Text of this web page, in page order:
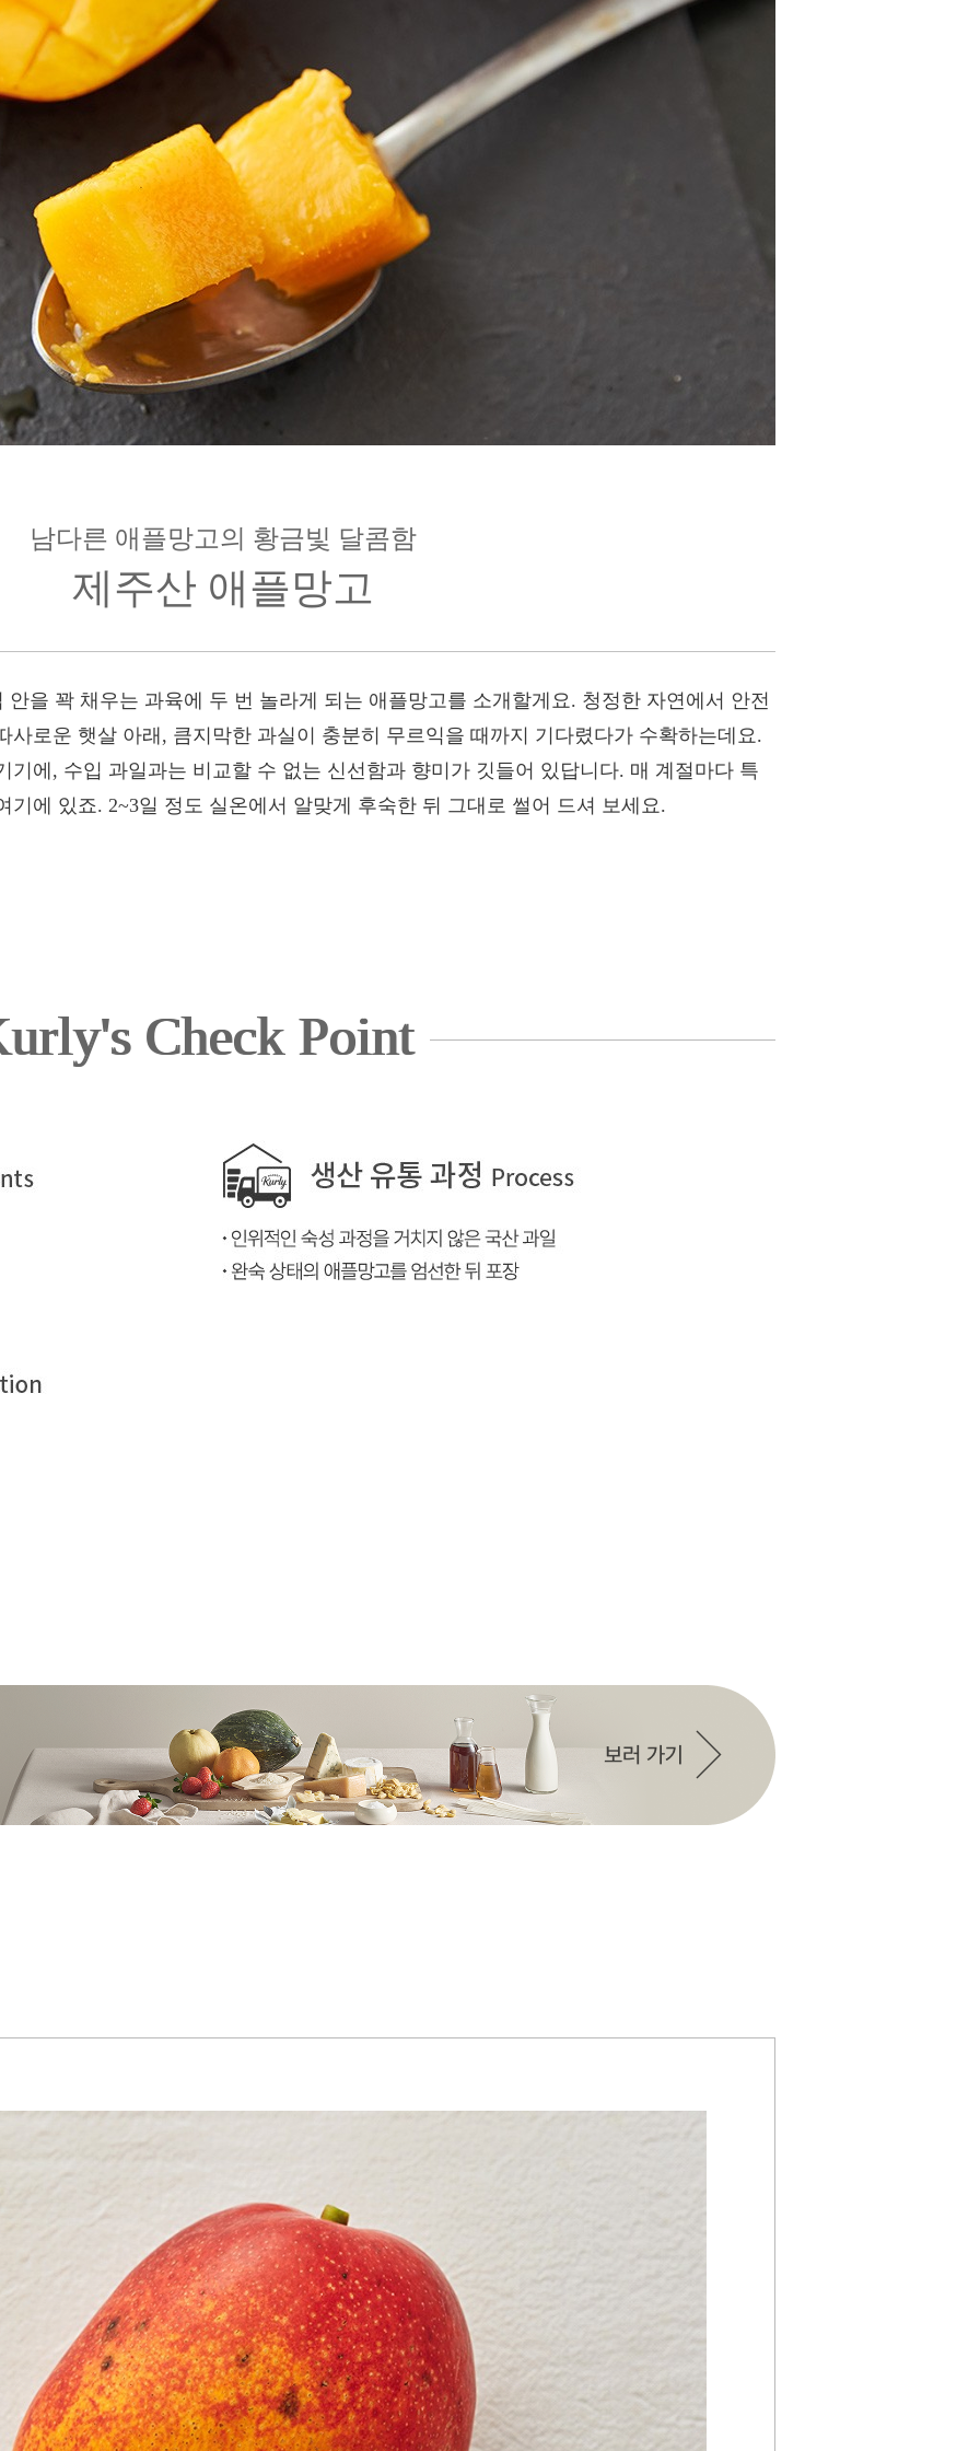
남다른 애플망고의 황금빛 달콤함
제주산 애플망고
을 꽉 채우는 과육에 두 번 놀라게 되는 애플망고를 소개할게요. 청정한 자연에서 안전
사로운 햇살 아래, 큼지막한 과실이 충분히 무르익을 때까지 기다렸다가 수확하는데요.
기에, 수입 과일과는 비교할 수 없는 신선함과 향미가 깃들어 있답니다. 매 계절마다 특
에 있죠. 2~3일 정도 실온에서 알맞게 후숙한 뒤 그대로 썰어 드셔 보세요.
Check Point